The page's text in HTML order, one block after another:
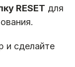
RESET для
и сделайте